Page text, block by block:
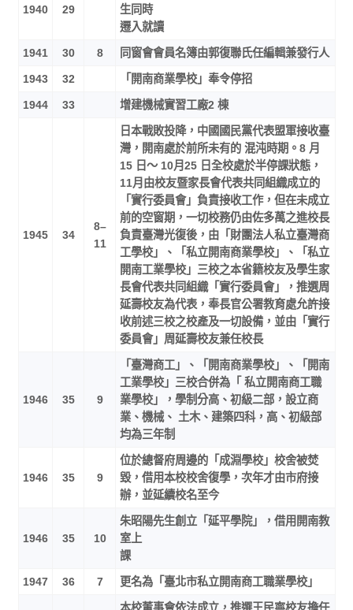
1940 29
生同時
遷入就讀
1941 30 8 同窗會會員名簿由郭復聯氏任編輯兼發行人
1943 32 「開南商業學校」奉令停招
1944 33 增建機械實習工廠2 棟
1945 34
8–
11
日本戰敗投降，中國國民黨代表盟軍接收臺
灣，開南處於前所未有的 混沌時期。8 月
15 日～ 10月25 日全校處於半停課狀態，
11月由校友暨家長會代表共同組織成立的
「實行委員會」負責接收工作，但在未成立
前的空窗期，一切校務仍由佐多萬之進校長
負責臺灣光復後，由「財團法人私立臺灣商
工學校」、「私立開南商業學校」、「私立
開南工業學校」三校之本省籍校友及學生家
長會代表共同組織「實行委員會」，推選周
延壽校友為代表，奉長官公署教育處允許接
收前述三校之校產及一切設備，並由「實行
委員會」周延壽校友兼任校長
1946 35 9
「臺灣商工」、「開南商業學校」、「開南
工業學校」三校合併為「 私立開南商工職
業學校」，學制分高、初級二部，設立商
業、機械、 土木、建築四科，高、初級部
均為三年制
1946 35 9
位於總督府周邊的「成淵學校」校舍被焚
毀，借用本校校舍復學，次年才由市府接
辦，並延續校名至今
1946 35 10
朱昭陽先生創立「延平學院」，借用開南教
室上
課
1947 36 7 更名為「臺北市私立開南商工職業學校」